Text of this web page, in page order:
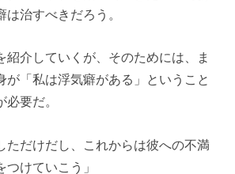
治すべきだろう。
紹介していくが、そのためには、ま
が「私は浮気癖がある」ということ
要だ。
ただけだし、これからは彼への不満
けていこう」